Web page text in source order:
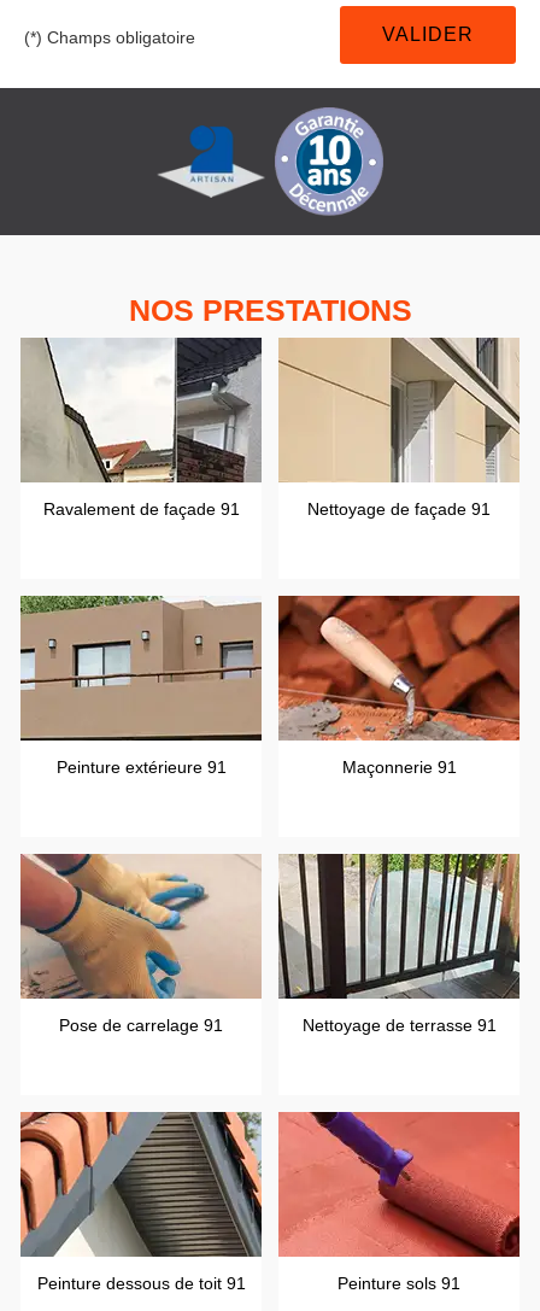
(*) Champs obligatoire
NOS PRESTATIONS
Ravalement de façade 91 Nettoyage de façade 91
Peinture extérieure 91 Maçonnerie 91
Pose de carrelage 91 Nettoyage de terrasse 91
Peinture dessous de toit 91 Peinture sols 91